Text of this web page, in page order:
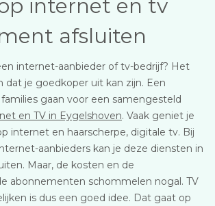
internet en tv
afsluiten
internet-aanbieder of tv-bedrijf? Het
dat je goedkoper uit kan zijn. Een
families gaan voor een samengesteld
en TV in Eygelshoven. Vaak geniet je
internet en haarscherpe, digitale tv. Bij
aanbieders kan je deze diensten in
Maar, de kosten en de
abonnementen schommelen nogal. TV
is dus een goed idee. Dat gaat op